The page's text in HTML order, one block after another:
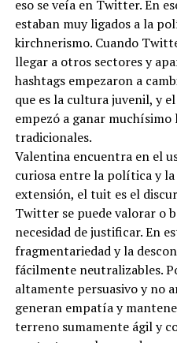
eso se veía en Twitter. En
estaban muy ligados a la
kirchnerismo. Cuando
llegar a otros sectores y
hashtags empezaron a
que es la cultura juvenil, y
empezó a ganar muchísimo
tradicionales.
Valentina encuentra en el
curiosa entre la política y
extensión, el tuit es el
Twitter se puede valorar o
necesidad de justificar. En
fragmentariedad y la
fácilmente neutralizables.
altamente persuasivo y no
generan empatía y
terreno sumamente ágil y